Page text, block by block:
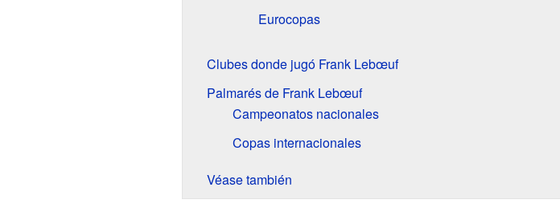
Eurocopas
Clubes donde jugó Frank Lebœuf
Palmarés de Frank Lebœuf
Campeonatos nacionales
Copas internacionales
Véase también